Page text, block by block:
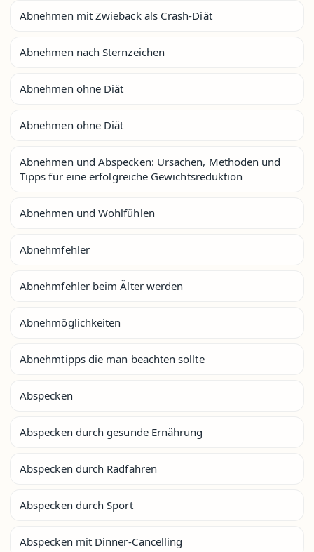
Abnehmen mit Zwieback als Crash-Diät
Abnehmen nach Sternzeichen
Abnehmen ohne Diät
Abnehmen ohne Diät
Abnehmen und Abspecken: Ursachen, Methoden und
Tipps für eine erfolgreiche Gewichtsreduktion
Abnehmen und Wohlfühlen
Abnehmfehler
Abnehmfehler beim Älter werden
Abnehmöglichkeiten
Abnehmtipps die man beachten sollte
Abspecken
Abspecken durch gesunde Ernährung
Abspecken durch Radfahren
Abspecken durch Sport
Abspecken mit Dinner-Cancelling